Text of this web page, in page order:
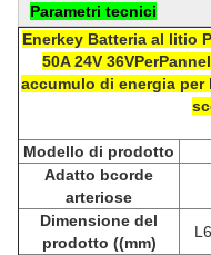
Parametri tecnici
Enerkey Batteria al litio P
50A 24V 36VPer
accumulo di energia
Modello di prodotto
Adatto bcorde
arteriose
Dimensione del
prodotto ((mm)